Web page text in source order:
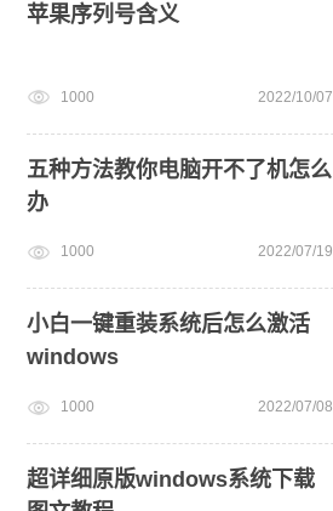
苹果序列号含义
1000 2022/10/07
五种方法教你电脑开不了机怎么
办
1000 2022/07/19
小白一键重装系统后怎么激活
windows
1000 2022/07/08
超详细原版windows系统下载